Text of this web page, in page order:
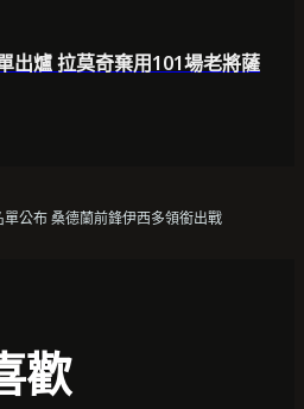
出爐 拉莫奇棄用101場老將薩
公布 桑德蘭前鋒伊西多領銜出戰
歡